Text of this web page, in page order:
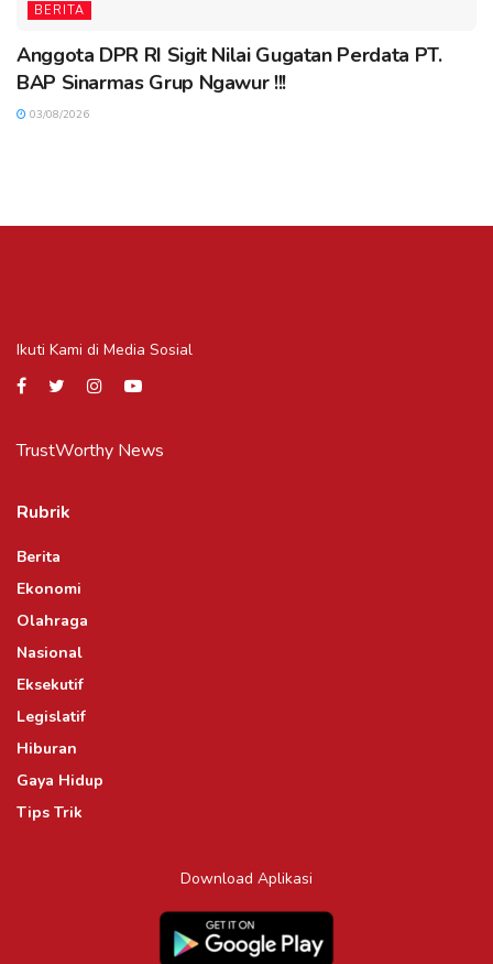
BERITA
Anggota DPR RI Sigit Nilai Gugatan Perdata PT.
BAP Sinarmas Grup Ngawur !!!
03/08/2026
Ikuti Kami di Media Sosial
TrustWorthy News
Rubrik
Berita
Ekonomi
Olahraga
Nasional
Eksekutif
Legislatif
Hiburan
Gaya Hidup
Tips Trik
Download Aplikasi